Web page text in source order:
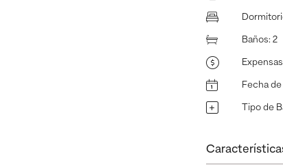
Baños: 2
Expensas
Fecha
Tipo de